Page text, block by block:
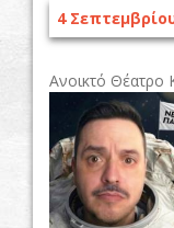
4
Ανοικτό Θέατρο